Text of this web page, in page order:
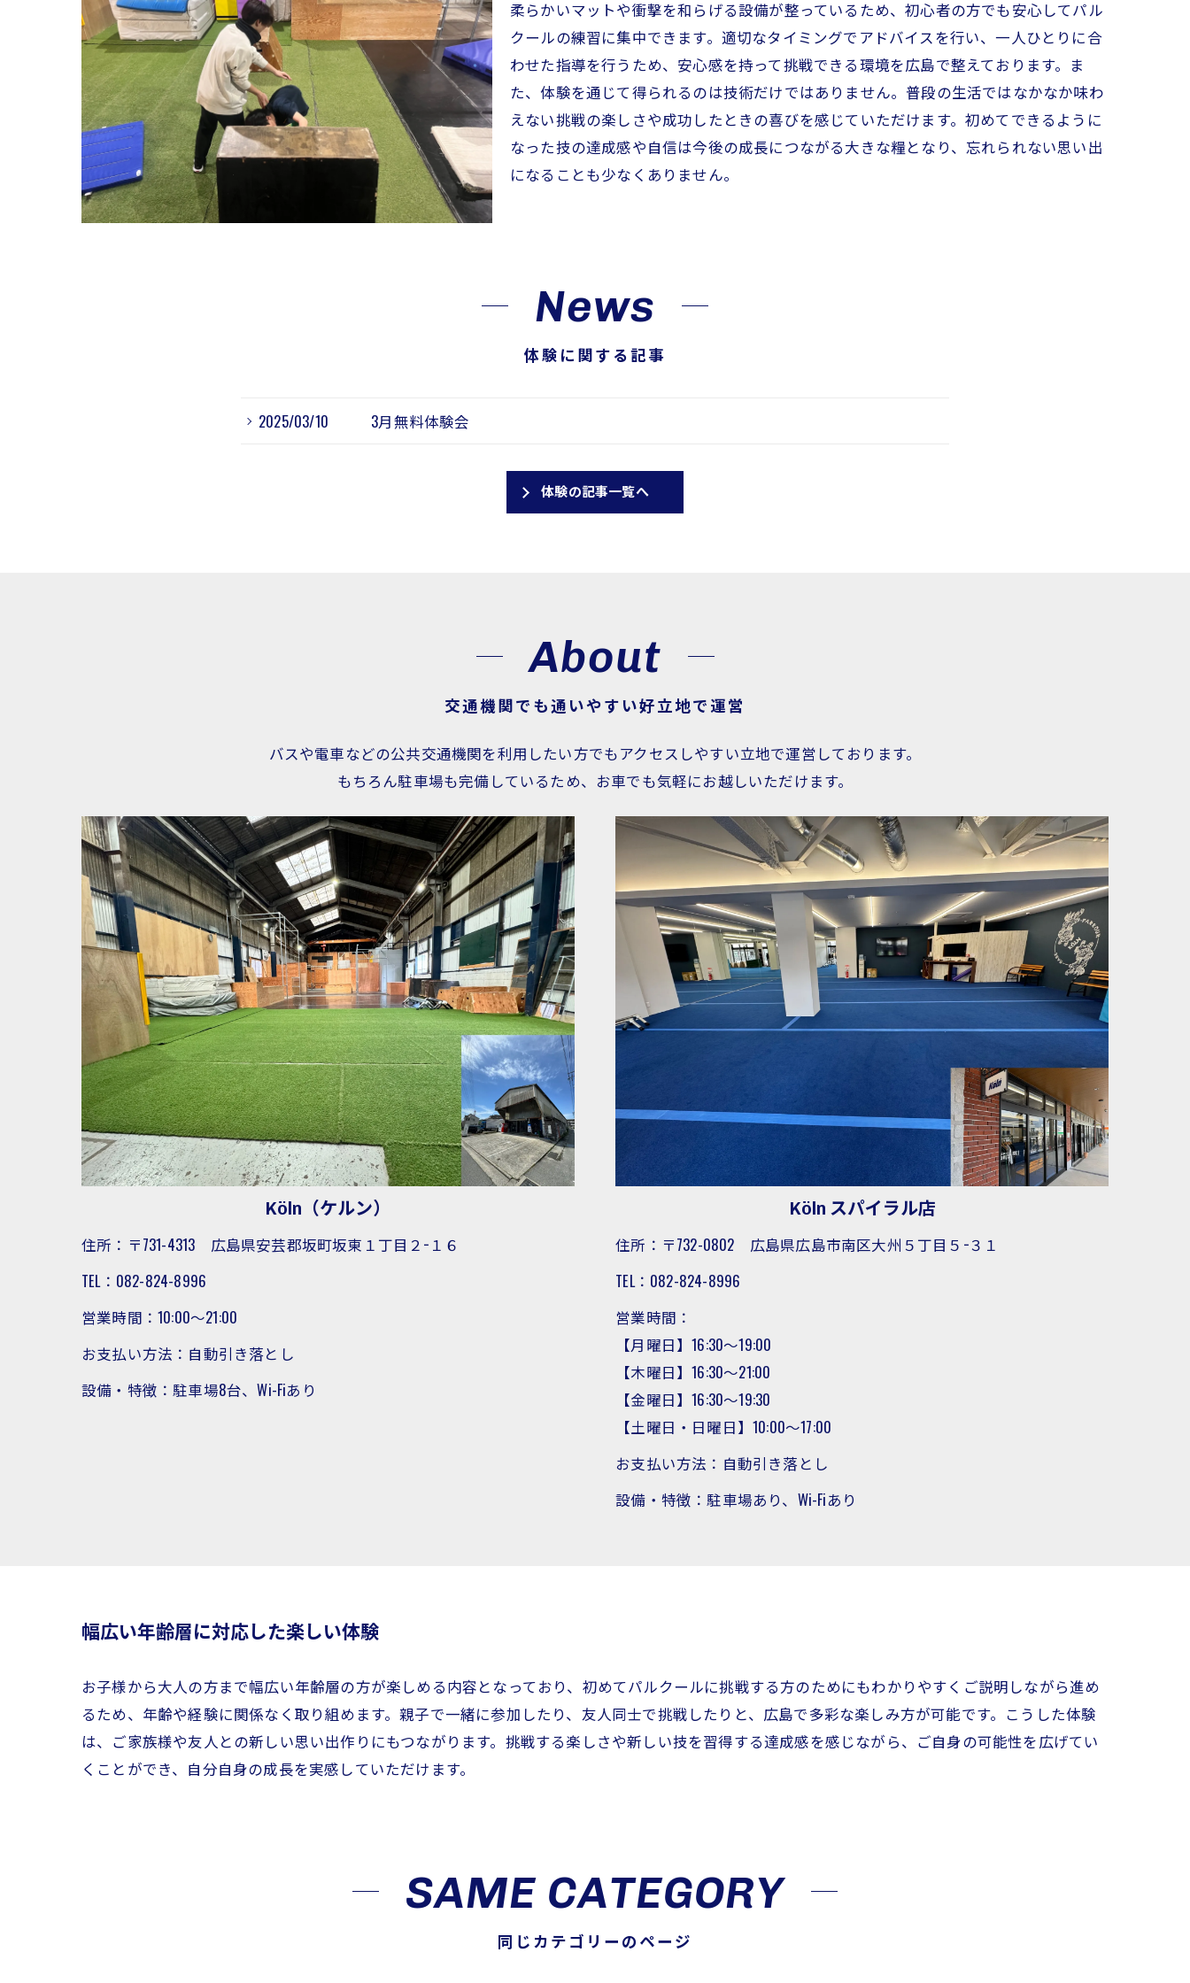
柔らかいマットや衝撃を和らげる設備が整っているため、初心者の方でも安心してパル
クールの練習に集中できます。適切なタイミングでアドバイスを行い、一人ひとりに合
わせた指導を行うため、安心感を持って挑戦できる環境を広島で整えております。ま
た、体験を通じて得られるのは技術だけではありません。普段の生活ではなかなか味わ
えない挑戦の楽しさや成功したときの喜びを感じていただけます。初めてできるように
なった技の達成感や自信は今後の成長につながる大きな糧となり、忘れられない思い出
になることも少なくありません。
News
体験に関する記事
2025/03/10 3月無料体験会
体験の記事一覧へ
交通機関でも通いやすい好立地で運営
About
バスや電車などの公共交通機関を利用したい方でもアクセスしやすい立地で運営しております。
もちろん駐車場も完備しているため、お車でも気軽にお越しいただけます。
Köln（ケルン）
住所：〒731-4313 広島県安芸郡坂町坂東１丁目２−１６
TEL：082-824-8996
営業時間：10:00～21:00
お支払い方法：自動引き落とし
設備・特徴：駐車場8台、Wi-Fiあり
Köln スパイラル店
住所：〒732-0802 広島県広島市南区大州５丁目５−３１
TEL：082-824-8996
営業時間：
【月曜日】16:30～19:00
【木曜日】16:30～21:00
【金曜日】16:30～19:30
【土曜日・日曜日】10:00～17:00
お支払い方法：自動引き落とし
設備・特徴：駐車場あり、Wi-Fiあり
幅広い年齢層に対応した楽しい体験
お子様から大人の方まで幅広い年齢層の方が楽しめる内容となっており、初めてパルクールに挑戦する方のためにもわかりやすくご説明しながら進め
るため、年齢や経験に関係なく取り組めます。親子で一緒に参加したり、友人同士で挑戦したりと、広島で多彩な楽しみ方が可能です。こうした体験
は、ご家族様や友人との新しい思い出作りにもつながります。挑戦する楽しさや新しい技を習得する達成感を感じながら、ご自身の可能性を広げてい
くことができ、自分自身の成長を実感していただけます。
同じカテゴリーのページ
SAME CATEGORY